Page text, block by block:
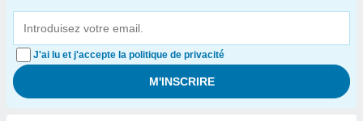
J'ai lu et j'accepte la politique de privacité